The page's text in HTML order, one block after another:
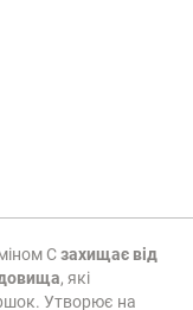
Сзахищає від
, які
Утворює на